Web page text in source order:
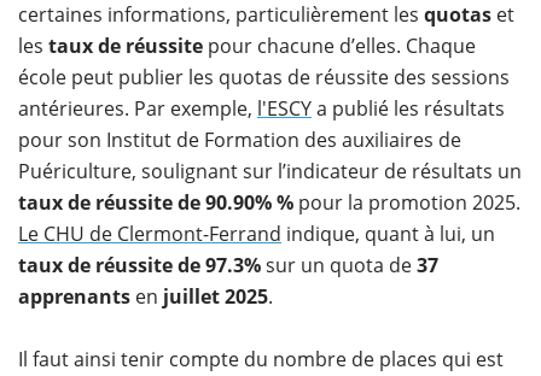
certaines informations, particulièrement les quotas et
les taux de réussite pour chacune d’elles. Chaque
école peut publier les quotas de réussite des sessions
antérieures. Par exemple, l'ESCYa publié les résultats
pour son Institut de Formation des auxiliaires de
Puériculture, soulignant sur l’indicateur de résultats un
taux de réussite de 90.90% % pour la promotion 2025.
Le CHU de Clermont-Ferrand indique, quant à lui, un
taux de réussite de 97.3%sur un quota de37
apprenants en juillet2025.
Il faut ainsi tenir compte du nombre de places qui est